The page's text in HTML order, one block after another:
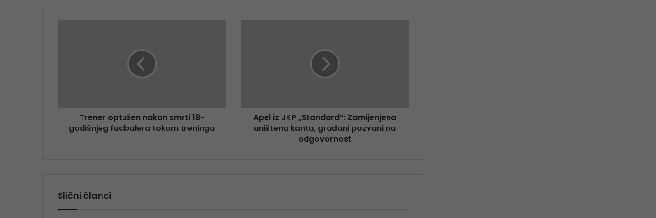
Trener optužen nakon smrti 18-
godišnjeg fudbalera tokom treninga
Apel iz JKP „Standard“: Zamijenjena
uništena kanta, građani pozvani na
odgovornost
Slični članci